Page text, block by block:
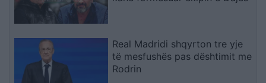
Real Madridi shqyrton tre yje
të mesfushës pas dështimit me
Rodrin